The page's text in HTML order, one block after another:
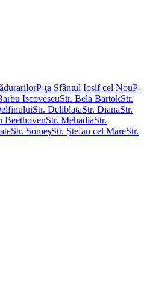
P-ţa Sfântul Iosif cel NouP-
IscovescuStr. Bela BartokStr.
Str. DeliblataStr. DianaStr.
BeethovenStr. MehadiaStr.
Str. SomeşStr. Ştefan cel MareStr.